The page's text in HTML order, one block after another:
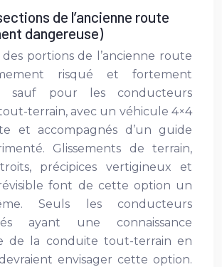
de l’ancienne route
dangereuse)
portions de l’ancienne route
risqué et fortement
sauf pour les conducteurs
terrain, avec un véhicule 4×4
et accompagnés d’un guide
Glissements de terrain,
précipices vertigineux et
font de cette option un
Seuls les conducteurs
ayant une connaissance
de la conduite tout-terrain en
envisager cette option.